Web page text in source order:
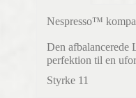
Nespresso™
Den afbalancerede
perfektion til en
Styrke 11